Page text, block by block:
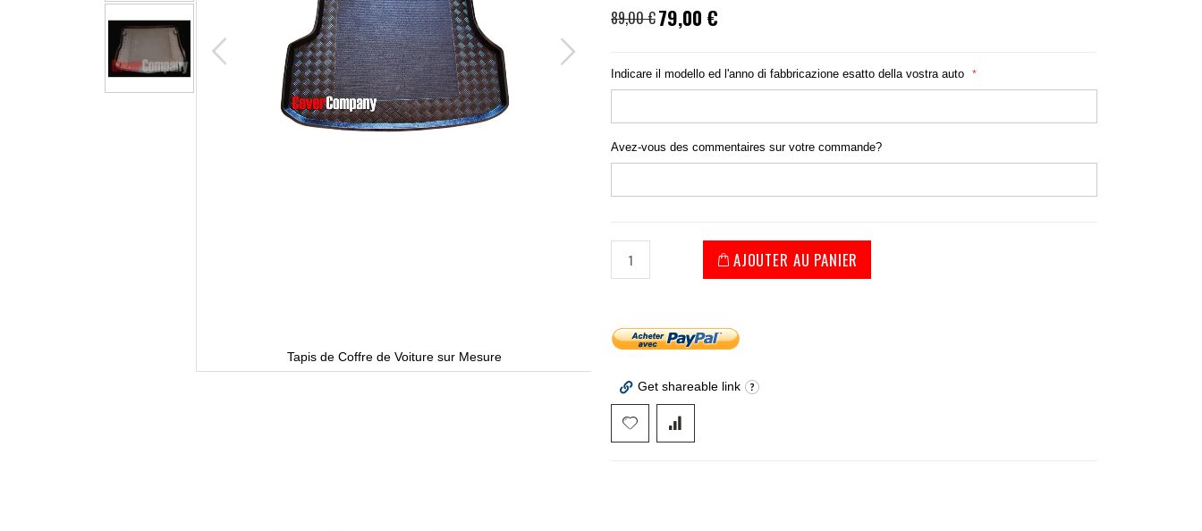
Tapis de Coffre de Voiture sur Mesure
89,00 € Prix
spécial
79,00 €
Indicare il modello ed l'anno di fabbricazione esatto della vostra auto
Avez-vous des commentaires sur votre commande?
AJOUTER AU PANIER
Get shareable link